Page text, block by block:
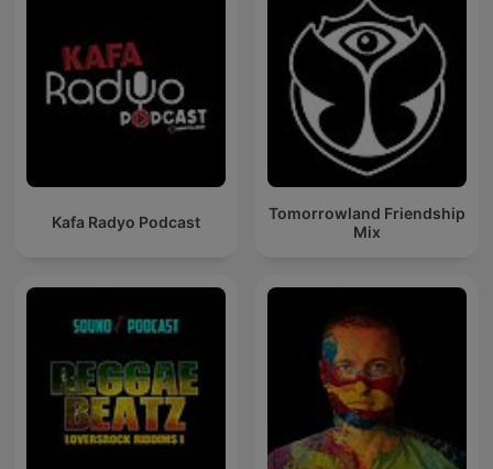
Kafa Radyo Podcast
Tomorrowland Friendship
Mix